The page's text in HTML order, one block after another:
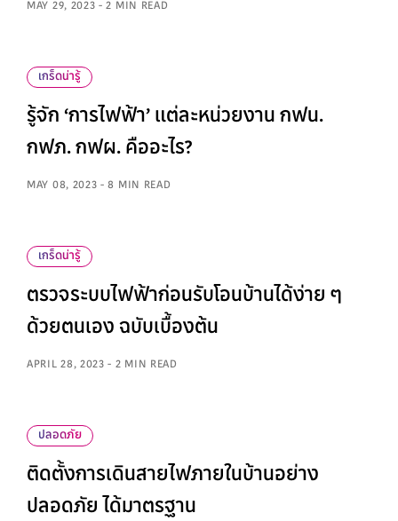
MAY 29, 2023 - 2 MIN READ
เกร็ดน่ารู้
รู้จัก ‘การไฟฟ้า’ แต่ละหน่วยงาน กฟน.
กฟภ. กฟผ. คืออะไร?
MAY 08, 2023 - 8 MIN READ
เกร็ดน่ารู้
ตรวจระบบไฟฟ้าก่อนรับโอนบ้านได้ง่าย ๆ
ด้วยตนเอง ฉบับเบื้องต้น
APRIL 28, 2023 - 2 MIN READ
ปลอดภัย
ติดตั้งการเดินสายไฟภายในบ้านอย่าง
ปลอดภัย ได้มาตรฐาน